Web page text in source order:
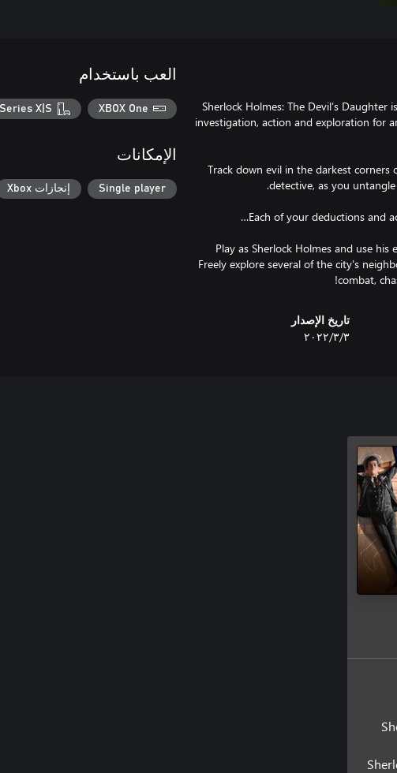
Sherlock Holmes: The Devil’s
investigation, action and exploration for
Track down evil in the darkest
Play as Sherlock Holmes and use
Freely explore several of the city's
combat,
تاريخ الإصدار
٣‏/٣‏/٢٠٢٢
العب باستخدام
XBOX One
X|S
الإمكانات
Single player إنجازات Xbox